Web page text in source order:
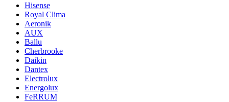
Hisense
Royal Clima
Aeronik
AUX
Ballu
Cherbrooke
Daikin
Dantex
Electrolux
Energolux
FeRRUM